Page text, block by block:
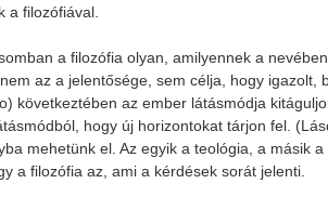
a filozófiával.
a filozófia olyan, amilyennek a
az a jelentősége, sem célja, hogy
következtében az ember látásmódja
hogy új horizontokat tárjon fel.
mehetünk el. Az egyik a teológia, a másik
a filozófia az, ami a kérdések sorát jelenti.